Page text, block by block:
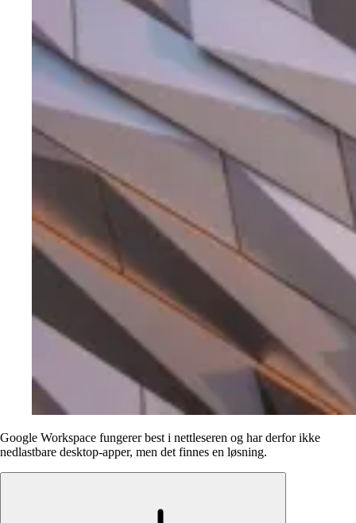
Google Workspace fungerer best i nettleseren og har derfor ikke
nedlastbare desktop-apper, men det finnes en løsning.